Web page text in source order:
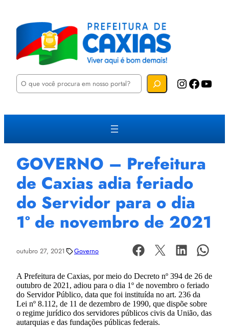
P
u
a
Instagram Facebook YouTube
GOVERNO – Prefeitura
de Caxias adia feriado
do Servidor para o dia
1º de novembro de 2021
outubro 27, 2021 Governo
A Prefeitura de Caxias, por meio do Decreto nº 394 de 26 de
outubro de 2021, adiou para o dia 1º de novembro o feriado
do Servidor Público, data que foi instituída no art. 236 da
Lei nº 8.112, de 11 de dezembro de 1990, que dispõe sobre
o regime jurídico dos servidores públicos civis da União, das
autarquias e das fundações públicas federais.